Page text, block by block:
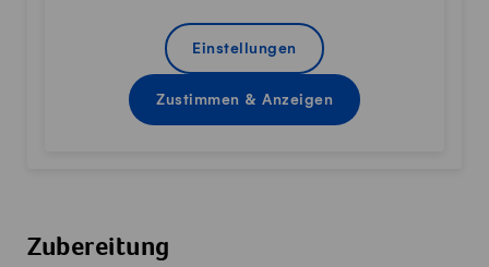
Einstellungen
Zustimmen & Anzeigen
Zubereitung